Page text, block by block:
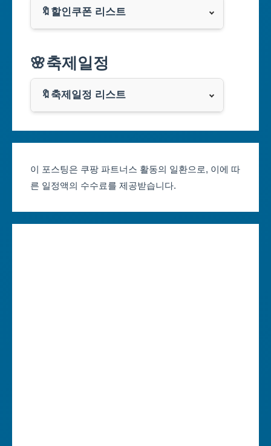
대구광역시
인천광역시
광주광역시
대전광역시
🔖할인쿠폰 리스트
쿠팡
클룩
🌸축제일정
🔖축제일정 리스트
대구축제 일정
인천축제 일정
이 포스팅은 쿠팡 파트너스 활동의 일환으로, 이에 따
른 일정액의 수수료를 제공받습니다.